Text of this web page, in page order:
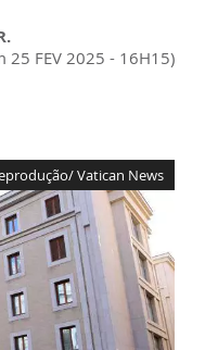
25 FEV 2025 - 16H15)
Vatican News